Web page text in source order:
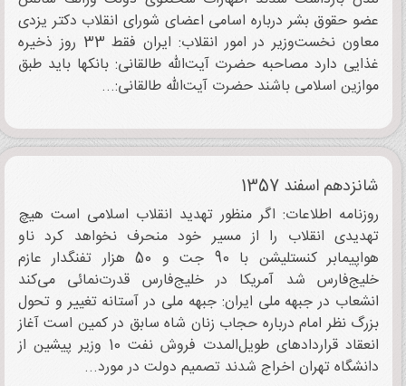
عضو حقوق بشر درباره اسامی اعضای شورای انقلاب دکتر یزدی
معاون نخست‌وزیر در امور انقلاب: ایران فقط 33 روز ذخیره
غذایی دارد مصاحبه حضرت آیت‌الله طالقانی: بانکها باید طبق
موازین اسلامی باشند حضرت آیت‌الله طالقانی:...
شانزدهم اسفند 1357
روزنامه اطلاعات: اگر منظور تهدید انقلاب اسلامی است هیچ
تهدیدی انقلاب را از مسیر خود منحرف نخواهد کرد ناو
هواپیمابر کنستلیشن با 90 جت و 50 هزار تفنگدار عازم
خلیج‌فارس شد آمریکا در خلیج‌فارس قدرت‌نمائی می‌کند
انشعاب در جبهه ملی ایران: جبهه ملی در آستانه تغییر و تحول
بزرگ نظر امام درباره حجاب زنان شاه سابق در کمین است آغاز
انعقاد قراردادهای طویل‌المدت فروش نفت 10 وزیر پیشین از
دانشگاه تهران اخراج شدند تصمیم دولت در مورد...